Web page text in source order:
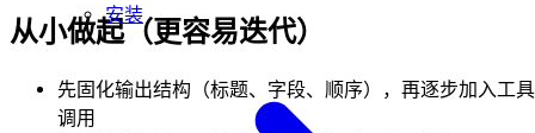
安装
从小做起（更容易迭代）
先固化输出结构（标题、字段、顺序），再逐步加入工具
调用